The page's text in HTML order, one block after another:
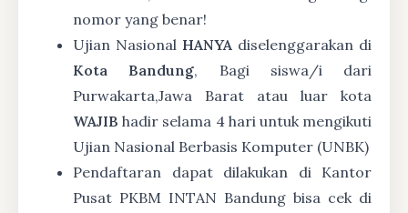
nomor yang benar!
Ujian Nasional HANYA diselenggarakan di
Kota Bandung, Bagi siswa/i dari
Purwakarta,Jawa Barat atau luar kota
WAJIB hadir selama 4 hari untuk mengikuti
Ujian Nasional Berbasis Komputer (UNBK)
Pendaftaran dapat dilakukan di Kantor
Pusat PKBM INTAN Bandung bisa cek di